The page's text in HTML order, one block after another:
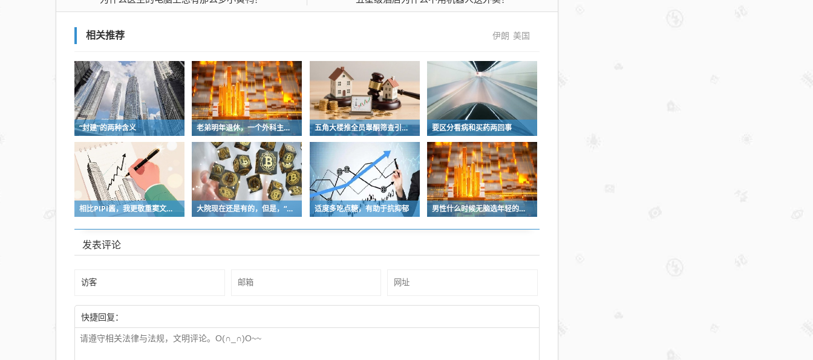
相关推荐 伊朗 美国
“封建”的两种含义 老弟明年退休，一个外科主任级的医生，现在被安排在发热门诊，天天也没啥病人… 五角大楼推全员睾酮筛查引争议：年轻军人恐陷激素依赖，“高睾酮战争部”遭专家质疑 要区分看病和买药两回事
相比PIPI酱，我更敬重窦文涛！ 大院现在还是有的，但是，“大院子弟”这个概念与说法不存在了 适度多吃点糖，有助于抗抑郁 男性什么时候无脑选年轻的了，这纯粹是胡扯
发表评论
快捷回复：